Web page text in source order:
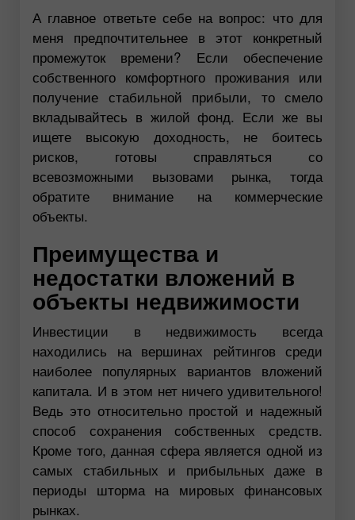
А главное ответьте себе на вопрос: что для
меня предпочтительнее в этот конкретный
промежуток времени? Если обеспечение
собственного комфортного проживания или
получение стабильной прибыли, то смело
вкладывайтесь в жилой фонд. Если же вы
ищете высокую доходность, не боитесь
рисков, готовы справляться со
всевозможными вызовами рынка, тогда
обратите внимание на коммерческие
объекты.
Преимущества и
недостатки вложений в
объекты недвижимости
Инвестиции в недвижимость всегда
находились на вершинах рейтингов среди
наиболее популярных вариантов вложений
капитала. И в этом нет ничего удивительного!
Ведь это относительно простой и надежный
способ сохранения собственных средств.
Кроме того, данная сфера является одной из
самых стабильных и прибыльных даже в
периоды шторма на мировых финансовых
рынках.